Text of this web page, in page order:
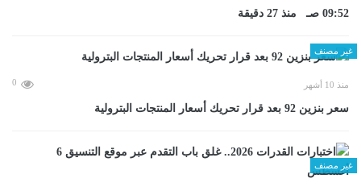
09:52 صـ منذ 27 دقيقة
غير مصنف
منذ 10 أشهر 0
سعر بنزين 92 بعد قرار تحريك أسعار المنتجات البترولية
غير مصنف